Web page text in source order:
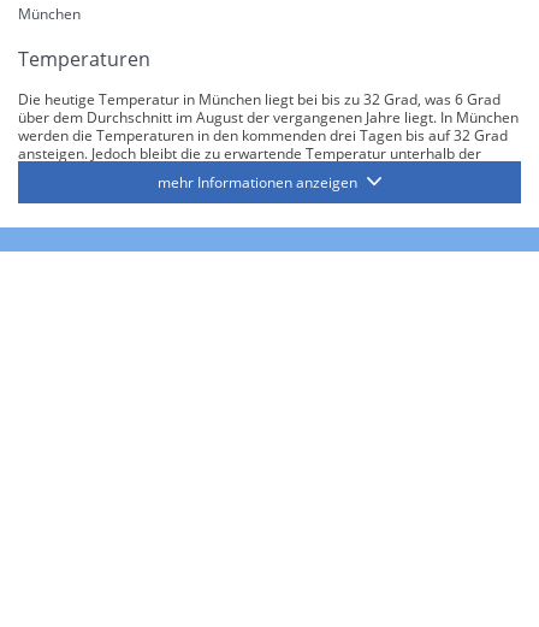
München
Temperaturen
Die heutige Temperatur in München liegt bei bis zu 32 Grad, was 6 Grad
über dem Durchschnitt im August der vergangenen Jahre liegt. In München
werden die Temperaturen in den kommenden drei Tagen bis auf 32 Grad
ansteigen. Jedoch bleibt die zu erwartende Temperatur unterhalb der
Regen und Sonnenschein
mehr Informationen anzeigen